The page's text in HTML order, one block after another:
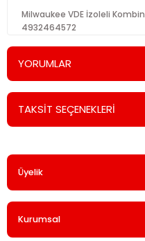
Milwaukee VDE İzoleli
4932464572
YORUMLAR
Bu ürüne ilk
TAKSİT SEÇENEKLERİ
Üyelik
Kurumsal